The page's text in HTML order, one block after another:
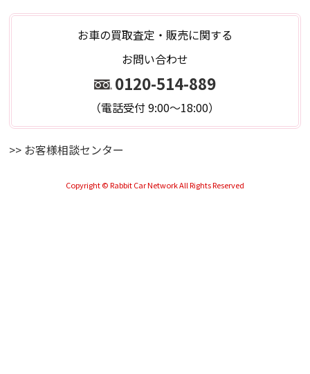
お車の買取査定・販売に関する
お問い合わせ
0120-514-889
（電話受付 9:00～18:00）
>> お客様相談センター
Copyright © Rabbit Car Network All Rights Reserved